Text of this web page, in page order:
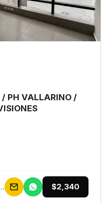
PH VALLARINO /
Bienes Raices $2,340